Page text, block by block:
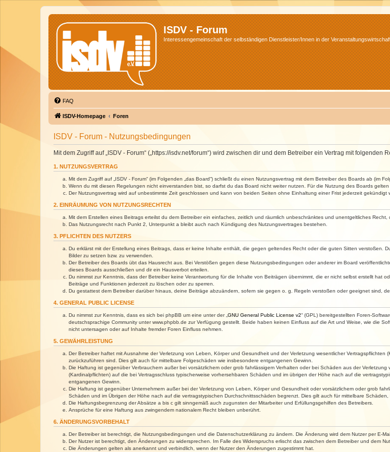
ISDV - Forum
Interessengemeinschaft der selbständigen Dienstleister/Innen in der
FAQ
ISDV-Homepage Foren
ISDV - Forum - Nutzungsbedingungen
Mit dem Zugriff auf „ISDV - Forum“ („https://isdv.net/forum“) wird zwischen dir und dem Betreiber ein Vertrag mit folgenden
1. NUTZUNGSVERTRAG
Mit dem Zugriff auf „ISDV - Forum“ (im Folgenden „das Board“) schließt du einen Nutzungsvertrag mit dem Betreiber des Boards ab (im
Wenn du mit diesen Regelungen nicht einverstanden bist, so darfst du das Board nicht weiter nutzen. Für die Nutzung des Boards
Der Nutzungsvertrag wird auf unbestimmte Zeit geschlossen und kann von beiden Seiten ohne Einhaltung einer Frist jederzeit gekündigt
2. EINRÄUMUNG VON NUTZUNGSRECHTEN
Mit dem Erstellen eines Beitrags erteilst du dem Betreiber ein einfaches, zeitlich und räumlich unbeschränktes und unentgeltliches
Das Nutzungsrecht nach Punkt 2, Unterpunkt a bleibt auch nach Kündigung des Nutzungsvertrages bestehen.
3. PFLICHTEN DES NUTZERS
Du erklärst mit der Erstellung eines Beitrags, dass er keine Inhalte enthält, die gegen geltendes Recht oder die guten Sitten verstoßen.
Bilder zu setzen bzw. zu verwenden.
Der Betreiber des Boards übt das Hausrecht aus. Bei Verstößen gegen diese Nutzungsbedingungen oder anderer im Board
dieses Boards ausschließen und dir ein Hausverbot erteilen.
Du nimmst zur Kenntnis, dass der Betreiber keine Verantwortung für die Inhalte von Beiträgen übernimmt, die er nicht selbst erstellt hat
Beiträge und Funktionen jederzeit zu löschen oder zu sperren.
Du gestattest dem Betreiber darüber hinaus, deine Beiträge abzuändern, sofern sie gegen o. g. Regeln verstoßen oder geeignet sind,
4. GENERAL PUBLIC LICENSE
Du nimmst zur Kenntnis, dass es sich bei phpBB um eine unter der „ GNU General Public License v2“ (GPL) bereitgestellten Foren-
deutschsprachige Community unter www.phpbb.de zur Verfügung gestellt. Beide haben keinen Einfluss auf die Art und Weise, wie die
nicht untersagen oder auf Inhalte fremder Foren Einfluss nehmen.
5. GEWÄHRLEISTUNG
Der Betreiber haftet mit Ausnahme der Verletzung von Leben, Körper und Gesundheit und der Verletzung wesentlicher
zurückzuführen sind. Dies gilt auch für mittelbare Folgeschäden wie insbesondere entgangenen Gewinn.
Die Haftung ist gegenüber Verbrauchern außer bei vorsätzlichem oder grob fahrlässigem Verhalten oder bei Schäden aus der
(Kardinalpflichten) auf die bei Vertragsschluss typischerweise vorhersehbaren Schäden und im übrigen der Höhe nach auf die
entgangenen Gewinn.
Die Haftung ist gegenüber Unternehmern außer bei der Verletzung von Leben, Körper und Gesundheit oder vorsätzlichem oder grob
Schäden und im Übrigen der Höhe nach auf die vertragstypischen Durchschnittsschäden begrenzt. Dies gilt auch für mittelbare
Die Haftungsbegrenzung der Absätze a bis c gilt sinngemäß auch zugunsten der Mitarbeiter und Erfüllungsgehilfen des Betreibers.
Ansprüche für eine Haftung aus zwingendem nationalem Recht bleiben unberührt.
6. ÄNDERUNGSVORBEHALT
Der Betreiber ist berechtigt, die Nutzungsbedingungen und die Datenschutzerklärung zu ändern. Die Änderung wird dem Nutzer per E-
Der Nutzer ist berechtigt, den Änderungen zu widersprechen. Im Falle des Widerspruchs erlischt das zwischen dem Betreiber und dem
Die Änderungen gelten als anerkannt und verbindlich, wenn der Nutzer den Änderungen zugestimmt hat.